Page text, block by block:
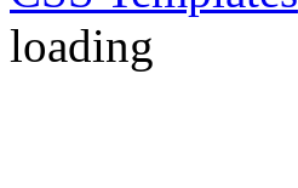
loading